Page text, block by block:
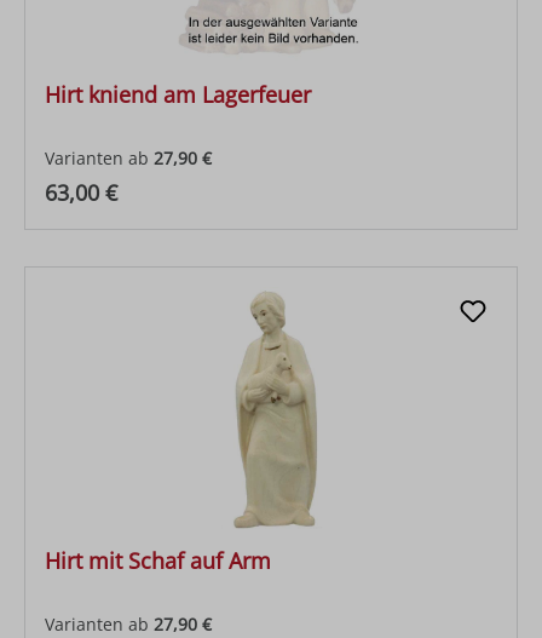
Hirt kniend am Lagerfeuer
Varianten ab 27,90 €
Regulärer Preis:
63,00 €
Hirt mit Schaf auf Arm
Varianten ab 27,90 €